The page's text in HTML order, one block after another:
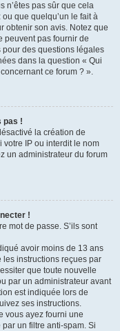
n’êtes pas sûr que cela
que quelqu’un le fait à
obtenir son avis. Notez que
peuvent pas fournir de
des questions légales
dans la question « Qui
ce forum ? ».
pas !
la création de
IP ou interdit le nom
un administrateur du forum
!
mot de passe. S’ils sont
avoir moins de 13 ans
les instructions reçues par
que toute nouvelle
par un administrateur avant
est indiquée lors de
ses instructions.
vous ayez fourni une
un filtre anti-spam. Si